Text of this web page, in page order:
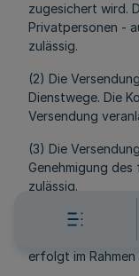
zugesichert wird.
Privatpersonen -
zulässig.
(2) Die
Dienstwege. Die
Versendung
(3) Die
Genehmigung
zulässig.
(4) Die
Benutzung im
erfolgt im